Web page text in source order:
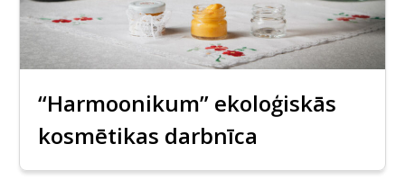
“Harmoonikum” ekoloģiskās
kosmētikas darbnīca